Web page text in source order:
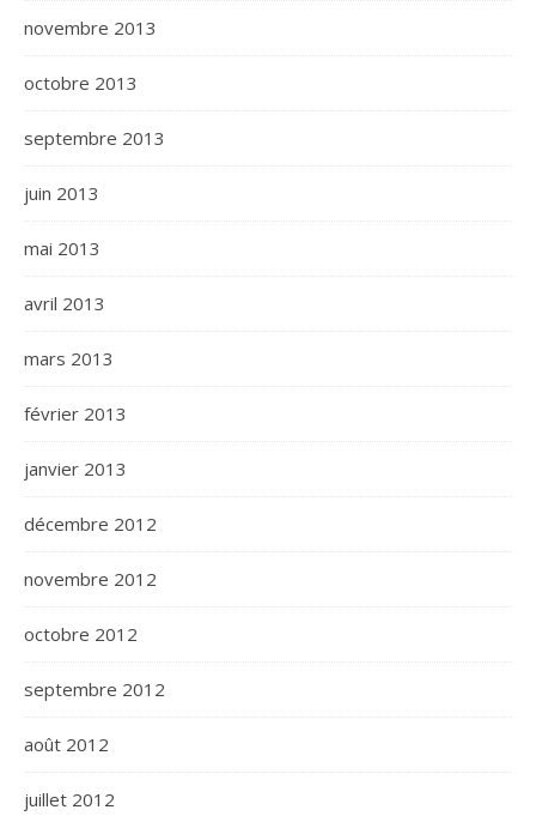
novembre 2013
octobre 2013
septembre 2013
juin 2013
mai 2013
avril 2013
mars 2013
février 2013
janvier 2013
décembre 2012
novembre 2012
octobre 2012
septembre 2012
août 2012
juillet 2012